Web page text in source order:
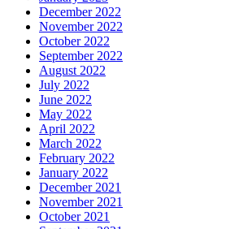
December 2022
November 2022
October 2022
September 2022
August 2022
July 2022
June 2022
May 2022
April 2022
March 2022
February 2022
January 2022
December 2021
November 2021
October 2021